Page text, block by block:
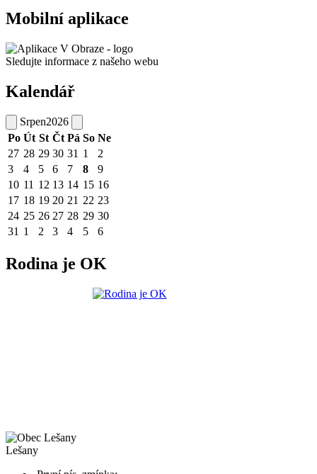
Mobilní aplikace
Sledujte informace z našeho webu
Kalendář
Srpen2026
Po Út St Čt Pá So Ne
27 28 29 30 31 1
2
3
4 5 6 7 8
9
10 11 12 13 14 15 16
17 18 19 20 21 22 23
24 25 26 27 28 29 30
31 1 2 3 4 5 6
Rodina je OK
Lešany